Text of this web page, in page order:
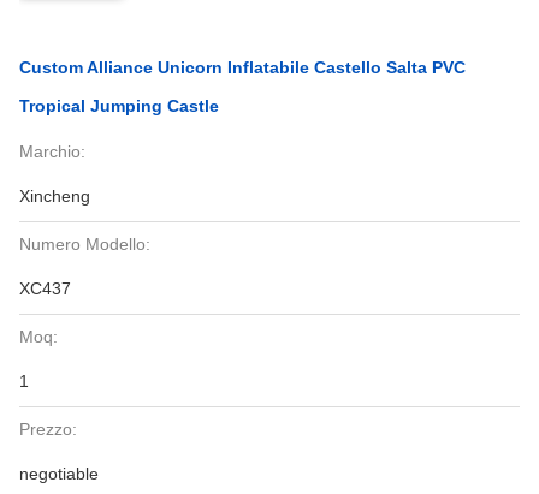
Custom Alliance Unicorn Inflatabile Castello Salta PVC
Tropical Jumping Castle
Marchio:
Xincheng
Numero Modello:
XC437
Moq:
1
Prezzo:
negotiable